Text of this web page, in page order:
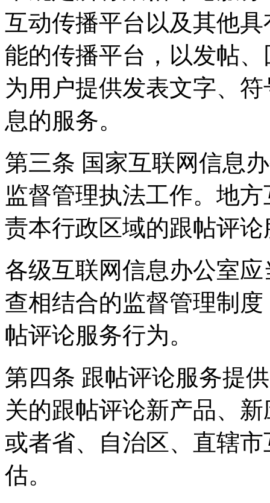
互动传播平台以及其他
能的传播平台，以发帖
为用户提供发表文字、
息的服务。
第三条 国家互联网信息
监督管理执法工作。地
责本行政区域的跟帖评
各级互联网信息办公室
查相结合的监督管理制
帖评论服务行为。
第四条 跟帖评论服务提
关的跟帖评论新产品、
或者省、自治区、直辖
估。